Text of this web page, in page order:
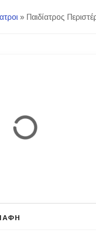
» Παιδίατρος